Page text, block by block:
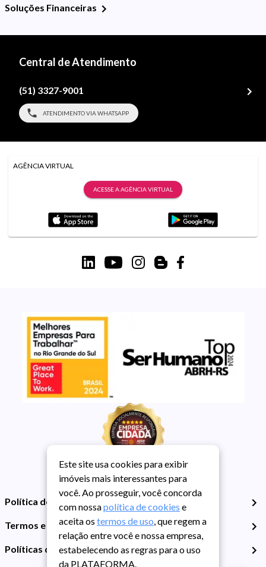
Soluções Financeiras
Central de Atendimento
(51) 3327-9001
ATENDIMENTO VIA WHATSAPP
AGÊNCIA VIRTUAL
ACESSE A AGÊNCIA VIRTUAL
Política de Privacidade
Termos e Condições de Uso
Políticas de Cookies
Este site usa cookies para exibir
imóveis mais interessantes para
você. Ao prosseguir, você concorda
com nossapolítica de cookies e
aceita os termos de uso, que regem a
relação entre você e nossa empresa,
estabelecendo as regras para o uso
da PLATAFORMA.